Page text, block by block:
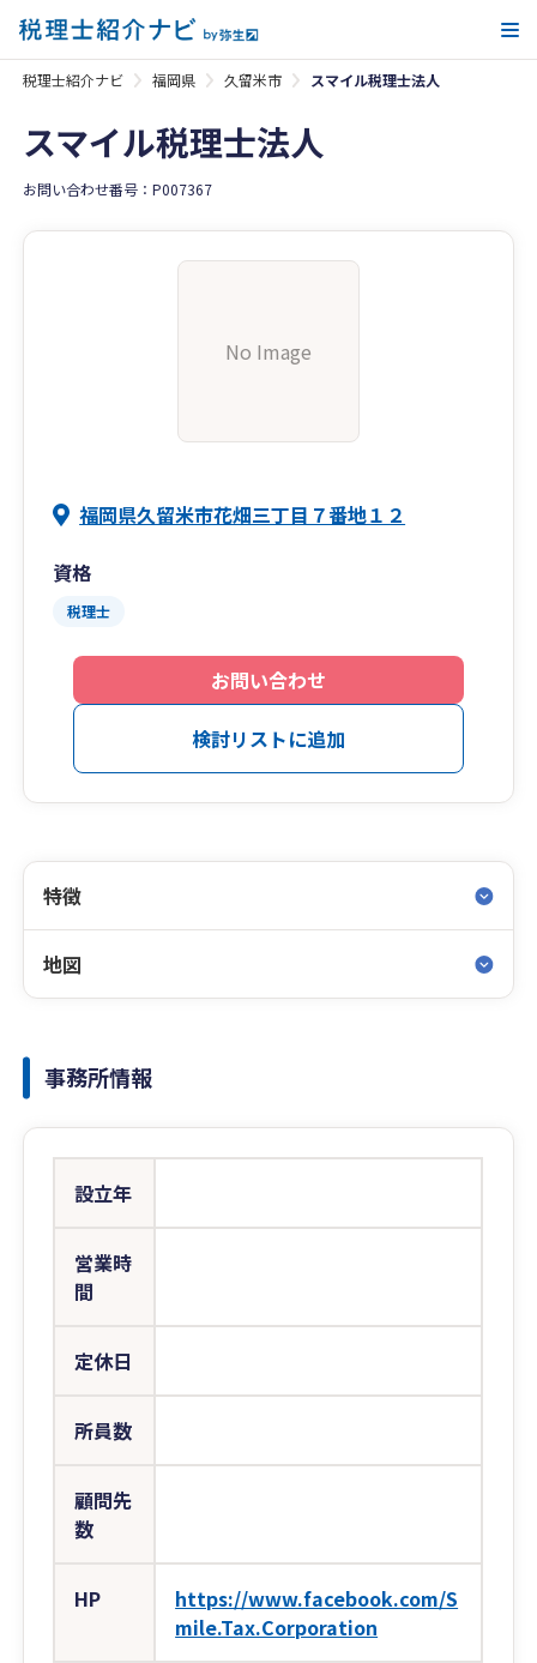
税理士紹介ナビ 福岡県 久留米市 スマイル税理士法人
スマイル税理士法人
お問い合わせ番号：P007367
No Image
福岡県久留米市花畑三丁目７番地１２
資格
税理士
お問い合わせ
検討リストに追加
特徴
地図
事務所情報
設立年
営業時
間
定休日
所員数
顧問先
数
HP
https://www.facebook.com/S
mile.Tax.Corporation